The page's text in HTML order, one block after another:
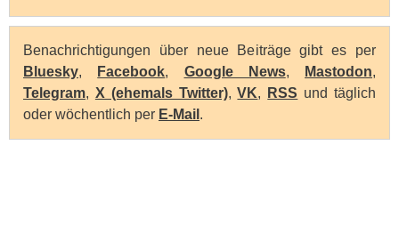
Benachrichtigungen über neue Beiträge gibt es per
Bluesky, Facebook, Google News, Mastodon,
Telegram, X (ehemals Twitter),VK, RSS und täglich
oder wöchentlich per E-Mail .